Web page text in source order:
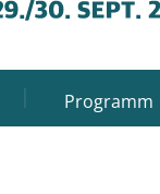
Programm